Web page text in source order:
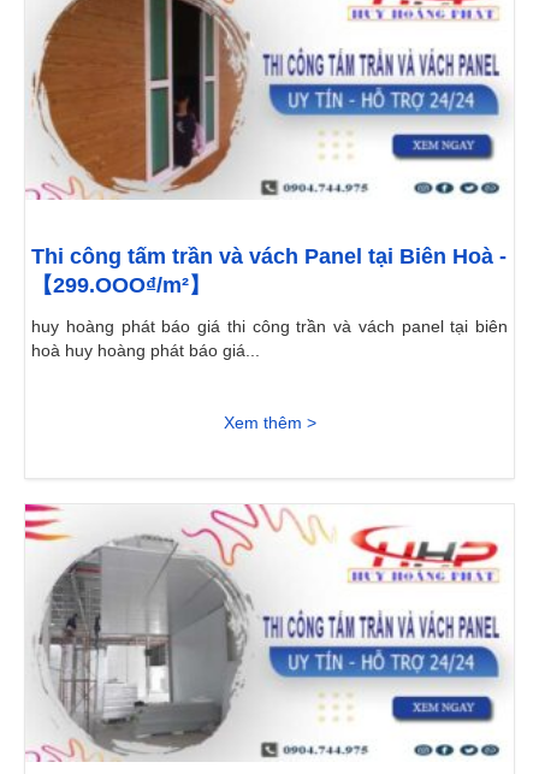
Thi công tấm trần và vách Panel tại Biên Hoà -
【299.OOO₫/m²】
huy hoàng phát báo giá thi công trần và vách panel tại biên
hoà huy hoàng phát báo giá...
Xem thêm >